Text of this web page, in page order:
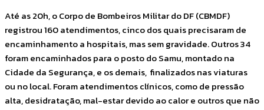
Até as 20h, o Corpo de Bombeiros Militar do DF (CBMDF)
registrou 160 atendimentos, cinco dos quais precisaram de
encaminhamento a hospitais, mas sem gravidade. Outros 34
foram encaminhados para o posto do Samu, montado na
Cidade da Segurança, e os demais, finalizados nas viaturas
ou no local. Foram atendimentos clínicos, como de pressão
alta, desidratação, mal-estar devido ao calor e outros que não